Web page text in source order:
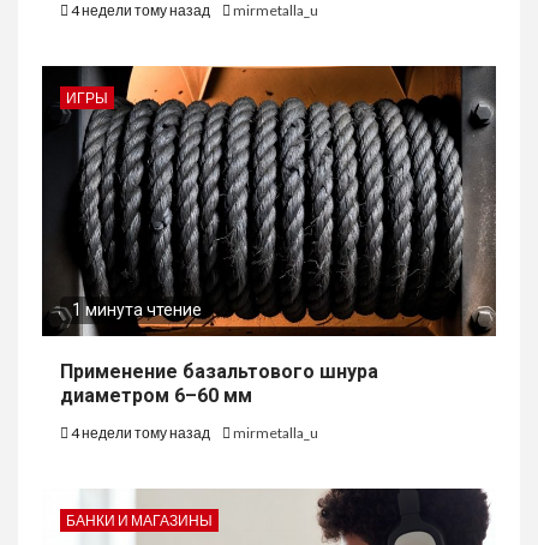
4 недели тому назад mirmetalla_u
ИГРЫ
1 минута чтение
Применение базальтового шнура
диаметром 6–60 мм
4 недели тому назад mirmetalla_u
БАНКИ И МАГАЗИНЫ